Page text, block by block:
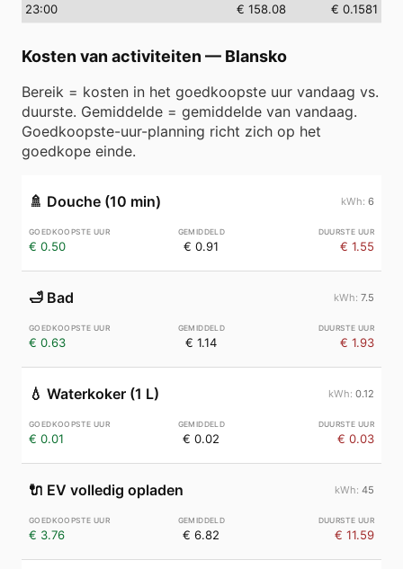
23:00 € 158.08 € 0.1581
Kosten van activiteiten — Blansko
Bereik = kosten in het goedkoopste uur vandaag vs.
duurste. Gemiddelde = gemiddelde van vandaag.
Goedkoopste-uur-planning richt zich op het
goedkope einde.
🚿 Douche (10 min) 6
€ 0.50 € 0.91 € 1.55
🛁 Bad 7.5
€ 0.63 € 1.14 € 1.93
💧 Waterkoker (1 L) 0.12
€ 0.01 € 0.02 € 0.03
🔌 EV volledig opladen 45
€ 3.76 € 6.82 € 11.59